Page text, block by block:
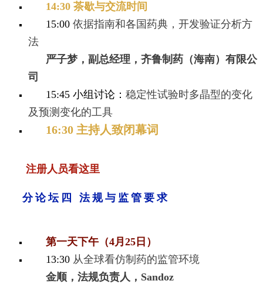
14:30 茶歇与交流时间
15:00 依据指南和各国药典，开发验证分析方
法
严子梦，副总经理，齐鲁制药（海南）有限公
司
15:45 小组讨论： 稳定性试验时多晶型的变化
及预测变化的工具
16:30 主持人致闭幕词
注册人员看这里
分论坛四 法规与监管要求
第一天下午（4月25日）
13:30 从全球看仿制药的监管环境
金顺，法规负责人，Sandoz